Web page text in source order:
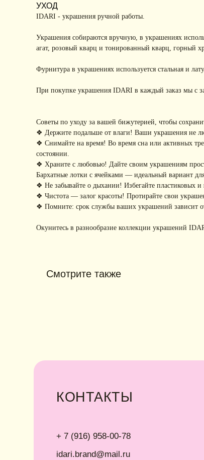
УХОД
IDARI - украшения ручной работы.
Украшения собираются вручную, в украшениях
агат, розовый кварц и тонированный кварц, горный
Фурнитура в украшениях используется стальная и
При покупке украшения IDARI в каждый заказ мы с
Советы по уходу за вашей бижутерией, чтобы
❖ Держите подальше от влаги! Ваши украшения не
❖ Снимайте на время! Во время сна или активных
состоянии.
❖ Храните с любовью! Дайте своим украшениям
Бархатные лотки с ячейками — идеальный вариант
❖ Не забывайте о дыхании! Избегайте пластиковых
❖ Чистота — залог красоты! Протирайте свои
❖ Помните: срок службы ваших украшений зависит
Окунитесь в разнообразие коллекции украшений
Смотрите также
Договор публичной оферты
ИНФОРМАЦИЯ